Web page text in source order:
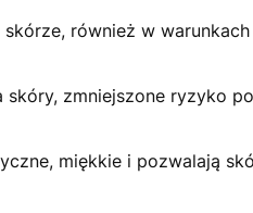
również w warunkach
skóry, zmniejszone ryzyko
miękkie i pozwalają